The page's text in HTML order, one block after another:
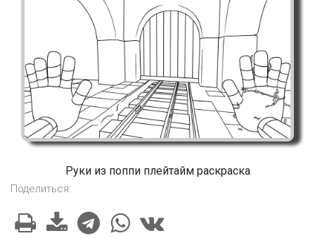
Руки из поппи плейтайм раскраска
Поделиться: